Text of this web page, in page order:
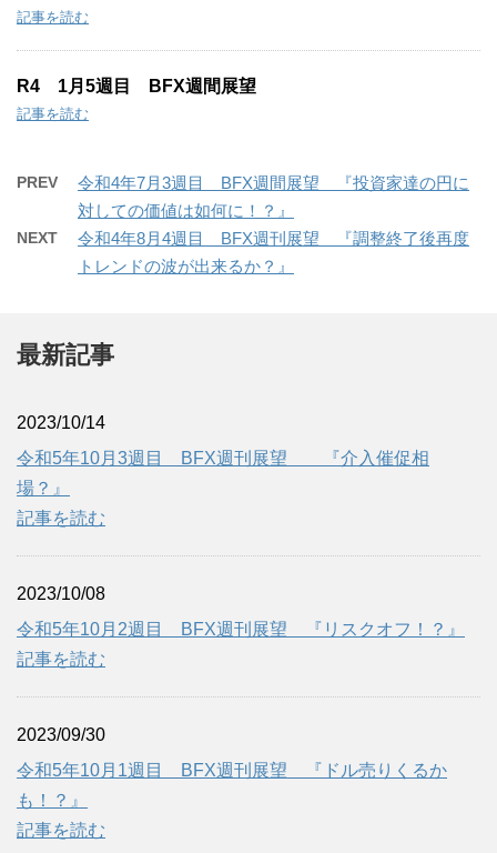
記事を読む
R4 1月5週目 BFX週間展望
記事を読む
PREV
令和4年7月3週目 BFX週間展望 『投資家達の円に
対しての価値は如何に！？』
NEXT
令和4年8月4週目 BFX週刊展望 『調整終了後再度
トレンドの波が出来るか？』
最新記事
2023/10/14
令和5年10月3週目 BFX週刊展望 『介入催促相
場？』
記事を読む
2023/10/08
令和5年10月2週目 BFX週刊展望 『リスクオフ！？』
記事を読む
2023/09/30
令和5年10月1週目 BFX週刊展望 『ドル売りくるか
も！？』
記事を読む